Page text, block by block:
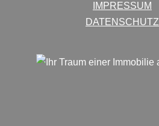
IMPRESSUM
DATENSCHUTZ